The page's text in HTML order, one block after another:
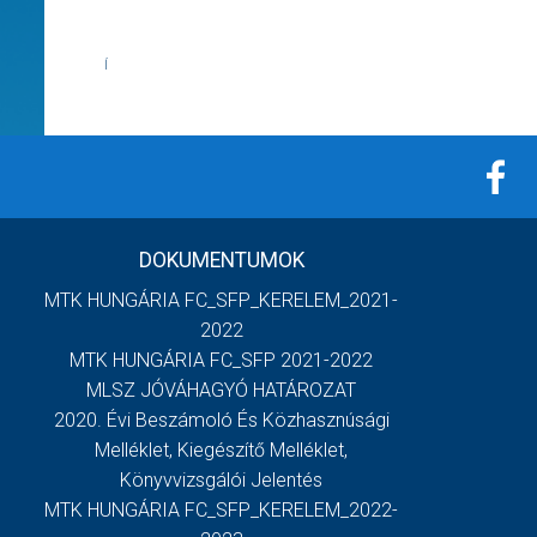
DOKUMENTUMOK
MTK HUNGÁRIA FC_SFP_KERELEM_2021-
2022
MTK HUNGÁRIA FC_SFP 2021-2022
MLSZ JÓVÁHAGYÓ HATÁROZAT
2020. Évi Beszámoló És Közhasznúsági
Melléklet, Kiegészítő Melléklet,
Könyvvizsgálói Jelentés
MTK HUNGÁRIA FC_SFP_KERELEM_2022-